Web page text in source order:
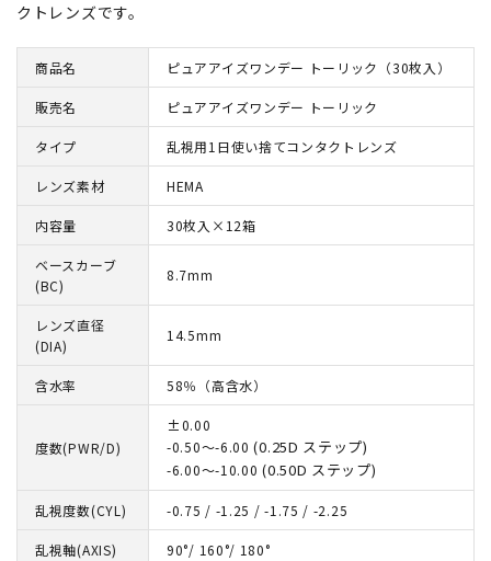
クトレンズです。
商品名 ピュアアイズワンデー トーリック（30枚入）
販売名 ピュアアイズワンデー トーリック
タイプ 乱視用1日使い捨てコンタクトレンズ
レンズ素材 HEMA
内容量 30枚入×12箱
ベースカーブ
(BC)
8.7mm
レンズ直径
(DIA)
14.5mm
含水率 58％（高含水）
度数(PWR/D)
±0.00
-0.50～-6.00(0.25D ステップ)
-6.00～-10.00(0.50D ステップ)
乱視度数(CYL) -0.75 / -1.25 / -1.75 / -2.25
乱視軸(AXIS) 90°/ 160°/ 180°